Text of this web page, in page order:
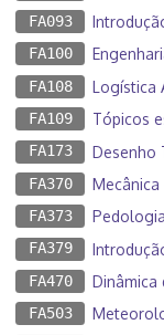
FA093 Introdução
FA100
FA108 Logística
FA109 Tópicos
FA173 Desenho
FA370 Mecânica
FA373 Pedologia
FA379
FA470 Dinâmica
FA503